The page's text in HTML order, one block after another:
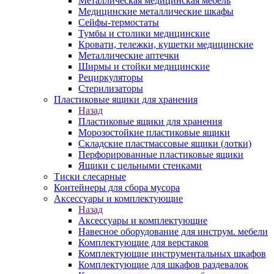
Медицинские металлические шкафы
Сейфы-термостаты
Тумбы и столики медицинские
Кровати, тележки, кушетки медицинские
Металлические аптечки
Ширмы и стойки медицинские
Рециркуляторы
Стерилизаторы
Пластиковые ящики для хранения
Назад
Пластиковые ящики для хранения
Морозостойкие пластиковые ящики
Складские пластмассовые ящики (лотки)
Перфорированные пластиковые ящики
Ящики с цельными стенками
Тиски слесарные
Контейнеры для сбора мусора
Аксессуары и комплектующие
Назад
Аксессуары и комплектующие
Навесное оборудование для инструм. мебели
Комплектующие для верстаков
Комплектующие инструментальных шкафов
Комплектующие для шкафов раздевалок